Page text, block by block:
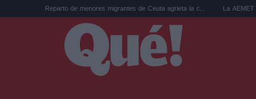
Reparto de menores migrantes de Ceuta agrieta la c... La AEMET prepara una